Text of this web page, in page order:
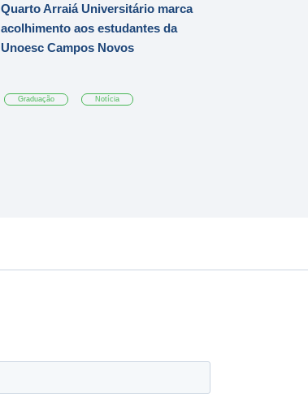
Quarto Arraiá Universitário marca
acolhimento aos estudantes da
Unoesc Campos Novos
Graduação Notícia